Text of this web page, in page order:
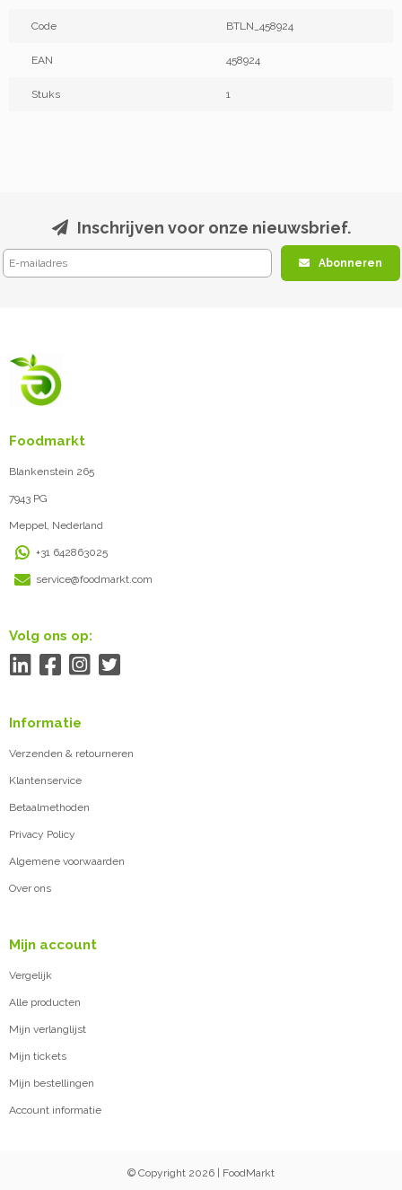
Code BTLN_458924
EAN 458924
Stuks 1
Inschrijven voor onze nieuwsbrief.
Abonneren
Foodmarkt
Blankenstein 265
7943 PG
Meppel, Nederland
+31 642863025
service@foodmarkt.com
Volg ons op:
Informatie
Verzenden & retourneren
Klantenservice
Betaalmethoden
Privacy Policy
Algemene voorwaarden
Over ons
Mijn account
Vergelijk
Alle producten
Mijn verlanglijst
Mijn tickets
Mijn bestellingen
Account informatie
© Copyright 2026 | FoodMarkt